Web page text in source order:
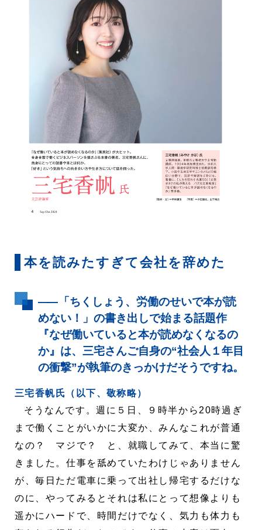
本を読みたすぎて会社を辞めた
――「ちくしょう、労働のせいで本が読
めない！」の書き出しで始まる話題作
『なぜ働いていると本が読めなくなるの
か』は、三宅さんご自身の“社会人１年目
の衝撃”が執筆のきっかけだそうですね。
三宅香帆氏（以下、敬称略）
そうなんです。週に５日、９時半から20時過ぎ
まで働くことがいかに大変か、みんなこれが普通
なの？ マジで？ と、就職してみて、本当に驚
きました。仕事を舐めていたわけじゃありません
が、毎日ただ電車に乗って出社し帰宅するだけな
のに、やってみるとそれは私にとって想像よりも
遥かにハードで、時間だけでなく、気力も体力も